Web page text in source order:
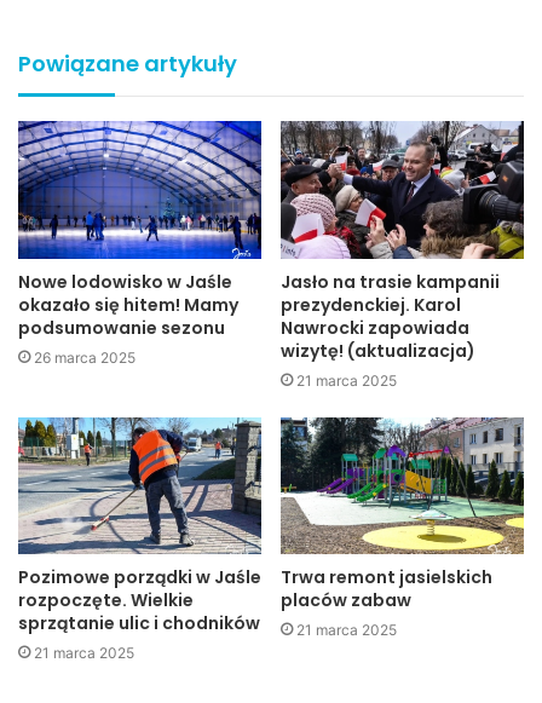
Kaszyk, Sekretarz Miasta Gorlic Daniel Janeczek, Dyrektor
Departamentu Transportu i Komunikacji Urzędu
Marszałkowskiego Województwa Małopolskiego Tomasz
Warchoł.
Starosta Jasielski zadeklarował prowadzenie rozmów
w tym zakresie z Samorządem Województwa
Podkarpackiego oraz z samorządami: Miasto Jasło, Gmina
Jasło i Gmina Skołyszyn.
Starostwo Powiatowe w Jaśle
Jasło miasto powiat
Starostwo Powiatowe w Jaśle top
Powiązane artykuły
Nowe lodowisko w Jaśle
okazało się hitem! Mamy
podsumowanie sezonu
26 marca 2025
Jasło na trasie kampanii
prezydenckiej. Karol
Nawrocki zapowiada
wizytę! (aktualizacja)
21 marca 2025
Pozimowe porządki w Jaśle
rozpoczęte. Wielkie
sprzątanie ulic i chodników
21 marca 2025
Trwa remont jasielskich
placów zabaw
21 marca 2025